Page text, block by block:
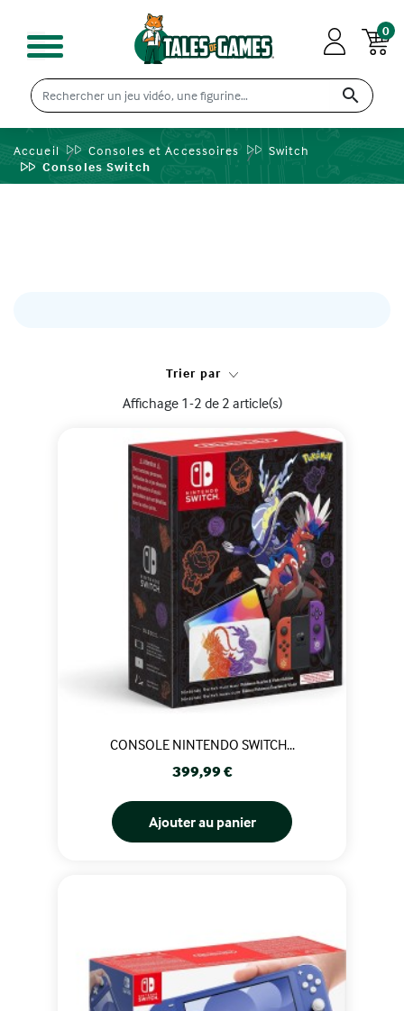

0
Accueil Consoles et Accessoires
Switch
Consoles Switch
Trier par
Affichage 1-2 de 2 article(s)
CONSOLE NINTENDO SWITCH...
Prix
399,99 €
Ajouter au panier